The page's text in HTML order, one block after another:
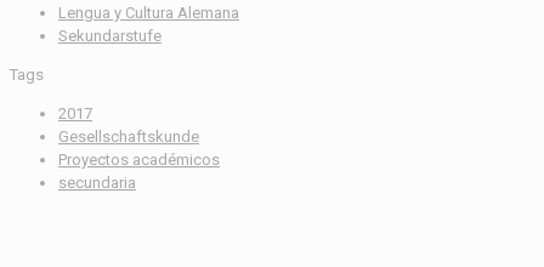
Lengua y Cultura Alemana
Sekundarstufe
Tags
2017
Gesellschaftskunde
Proyectos académicos
secundaria